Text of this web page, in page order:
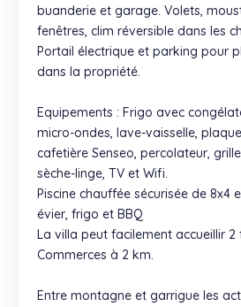
buanderie et garage. Volets,
fenêtres, clim réversible dans les
Portail électrique et parking pour
dans la propriété.
Equipements : Frigo avec
micro-ondes, lave-vaisselle,
cafetière Senseo, percolateur,
sèche-linge, TV et Wifi.
Piscine chauffée sécurisée de 8x4
évier, frigo et BBQ
La villa peut facilement accueillir 2
Commerces à 2 km.
Entre montagne et garrigue les